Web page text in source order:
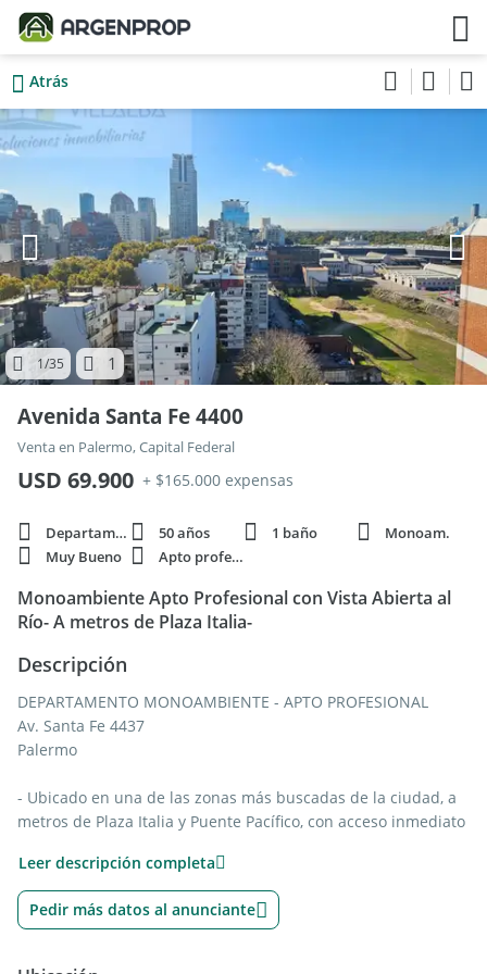
Atrás
1/35 1
Avenida Santa Fe 4400
Venta en Palermo, Capital Federal
USD 69.900 + $165.000 expensas
Departamento 50 años 1 baño
Monoam.
Muy Bueno
Apto profesi.
Monoambiente Apto Profesional con Vista Abierta al
Río- A metros de Plaza Italia-
Descripción
DEPARTAMENTO MONOAMBIENTE - APTO PROFESIONAL
Av. Santa Fe 4437
Palermo
- Ubicado en una de las zonas más buscadas de la ciudad, a
metros de Plaza Italia y Puente Pacífico, con acceso inmediato
principales avenidas), se presenta este departamento apto
profesional, ideal tanto para vivienda como inversión.
abierta al río, lo que le aporta amplitud visual y calidad de
Leer descripción completa
Pedir más datos al anunciante